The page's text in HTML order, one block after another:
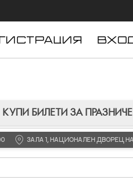
КУПИ БИЛЕТИ ЗА
ЗАЛА 1, НАЦИОНАЛЕН ДВОРЕЦ